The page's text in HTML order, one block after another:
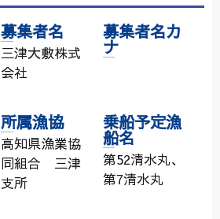
募集者名
三津大敷株式
会社
募集者名カ
ナ
所属漁協
高知県漁業協
同組合 三津
支所
乗船予定漁
船名
第52清水丸、
第7清水丸